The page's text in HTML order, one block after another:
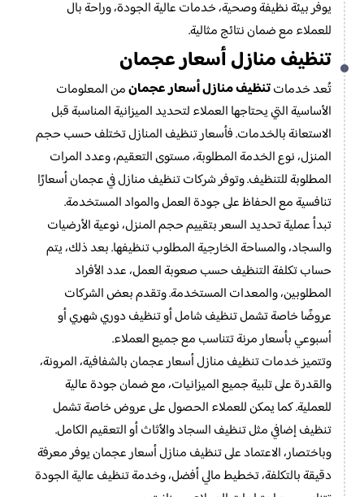
يوفر بيئة نظيفة وصحية، خدمات عالية الجودة، وراحة بال
للعملاء مع ضمان نتائج مثالية.
تنظيف منازل أسعار عجمان
تُعد خدماتتنظيف منازل أسعار عجمانمن المعلومات
الأساسية التي يحتاجها العملاء لتحديد الميزانية المناسبة قبل
الاستعانة بالخدمات. فأسعار تنظيف المنازل تختلف حسب حجم
المنزل، نوع الخدمة المطلوبة، مستوى التعقيم، وعدد المرات
المطلوبة للتنظيف. وتوفر شركات تنظيف منازل في عجمان أسعارًا
تنافسية مع الحفاظ على جودة العمل والمواد المستخدمة.
تبدأ عملية تحديد السعر بتقييم حجم المنزل، نوعية الأرضيات
والسجاد، والمساحة الخارجية المطلوب تنظيفها. بعد ذلك، يتم
حساب تكلفة التنظيف حسب صعوبة العمل، عدد الأفراد
المطلوبين، والمعدات المستخدمة. وتقدم بعض الشركات
عروضًا خاصة تشمل تنظيف شامل أو تنظيف دوري شهري أو
أسبوعي بأسعار مرنة تتناسب مع جميع العملاء.
وتتميز خدمات تنظيف منازل أسعار عجمان بالشفافية، المرونة،
والقدرة على تلبية جميع الميزانيات، مع ضمان جودة عالية
للعملية. كما يمكن للعملاء الحصول على عروض خاصة تشمل
تنظيف إضافي مثل تنظيف السجاد والأثاث أو التعقيم الكامل.
وباختصار، الاعتماد على تنظيف منازل أسعار عجمان يوفر معرفة
دقيقة بالتكلفة، تخطيط مالي أفضل، وخدمة تنظيف عالية الجودة